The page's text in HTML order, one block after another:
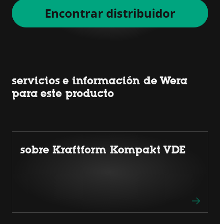
Encontrar distribuidor
servicios e información de Wera
para este producto
sobre Kraftform Kompakt VDE